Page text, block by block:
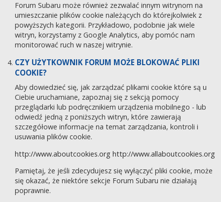
Forum Subaru może również zezwalać innym witrynom na
umieszczanie plików cookie należących do którejkolwiek z
powyższych kategorii. Przykładowo, podobnie jak wiele
witryn, korzystamy z Google Analytics, aby pomóc nam
monitorować ruch w naszej witrynie.
CZY UŻYTKOWNIK FORUM MOŻE BLOKOWAĆ PLIKI
COOKIE?
Aby dowiedzieć się, jak zarządzać plikami cookie które są u
Ciebie uruchamiane, zapoznaj się z sekcją pomocy
przeglądarki lub podręcznikiem urządzenia mobilnego - lub
odwiedź jedną z poniższych witryn, które zawierają
szczegółowe informacje na temat zarządzania, kontroli i
usuwania plików cookie.
http://www.aboutcookies.org http://www.allaboutcookies.org
Pamiętaj, że jeśli zdecydujesz się wyłączyć pliki cookie, może
się okazać, że niektóre sekcje Forum Subaru nie działają
poprawnie.